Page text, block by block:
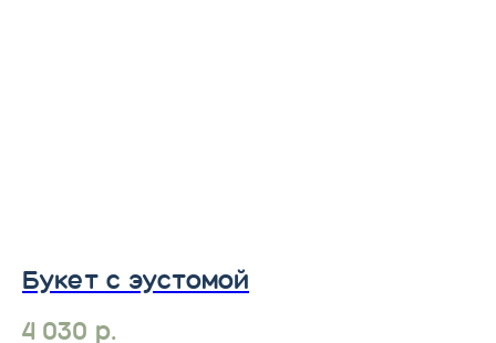
Букет с эустомой
4 030 р.